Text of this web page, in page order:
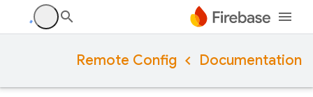
Documentation
Remote Config